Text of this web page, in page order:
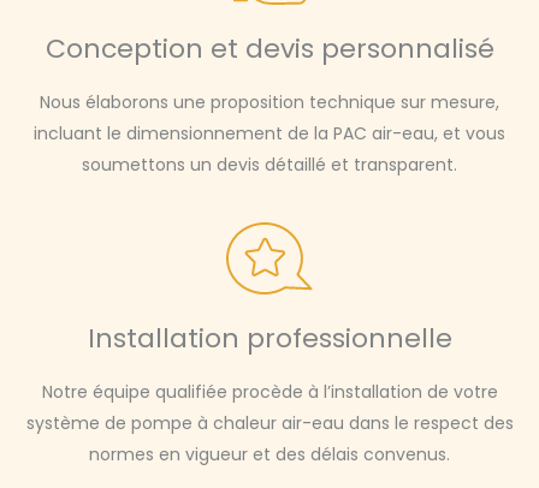
Conception et devis personnalisé
Nous élaborons une proposition technique sur mesure,
incluant le dimensionnement de la PAC air-eau, et vous
soumettons un devis détaillé et transparent.
Installation professionnelle
Notre équipe qualifiée procède à l’installation de votre
système de pompe à chaleur air-eau dans le respect des
normes en vigueur et des délais convenus.